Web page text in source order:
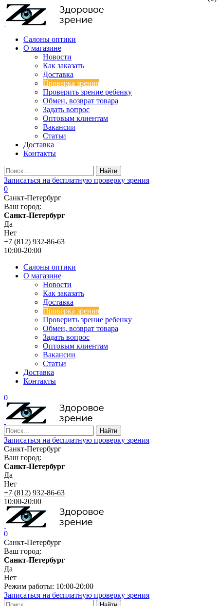
Салоны оптики
О магазине
Новости
Как заказать
Доставка
Проверка зрения
Проверить зрение ребенку
Обмен, возврат товара
Задать вопрос
Оптовым клиентам
Вакансии
Статьи
Доставка
Контакты
Записаться на бесплатную проверку зрения
0
Санкт-Петербург
Ваш город:
Санкт-Петербург
Да
Нет
+7 (812) 932-86-63
10:00-20:00
Салоны оптики
О магазине
Новости
Как заказать
Доставка
Проверка зрения
Проверить зрение ребенку
Обмен, возврат товара
Задать вопрос
Оптовым клиентам
Вакансии
Статьи
Доставка
Контакты
0
Записаться на бесплатную проверку зрения
Санкт-Петербург
Ваш город:
Санкт-Петербург
Да
Нет
+7 (812) 932-86-63
10:00-20:00
0
Санкт-Петербург
Ваш город:
Санкт-Петербург
Да
Нет
Режим работы: 10:00-20:00
Записаться на бесплатную проверку зрения